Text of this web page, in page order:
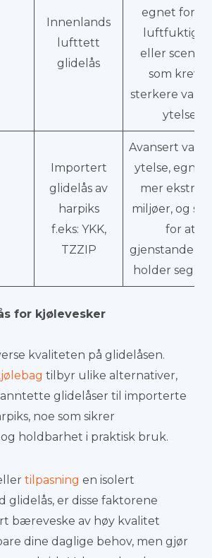
Innenlands
lufttett
glidelås
egnet for
eller
som krever
sterkere
ytelse.
Importert
glidelås av
harpiks
f.eks: YKK,
TZZIP
Avansert
ytelse, egnet
mer
miljøer, og
for at
gjenstandene
holder seg
for kjølevesker
kvaliteten på glidelåsen.
tilbyr ulike alternativer,
glidelåser til importerte
noe som sikrer
holdbarhet i praktisk bruk.
tilpasning en isolert
glidelås, er disse faktorene
bæreveske av høy kvalitet
dine daglige behov, men gjør